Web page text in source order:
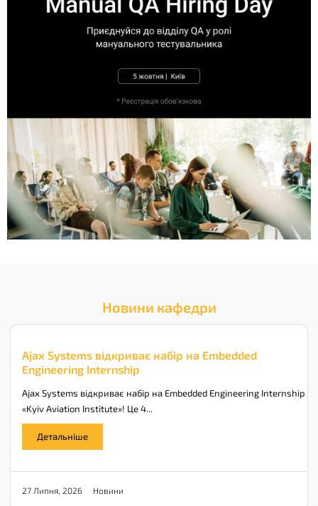
Новини кафедри
Ajax Systems відкриває набір на Embedded
Engineering Internship
27 Липня, 2026 Новини
Ajax Systems відкриває набір на Embedded Engineering Internship
«Kyiv Aviation Institute»! Це 4...
Детальніше